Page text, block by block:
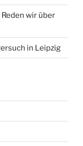
wir über
in Leipzig